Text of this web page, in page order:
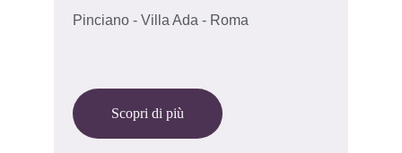
Pinciano - Villa Ada - Roma
Scopri di più